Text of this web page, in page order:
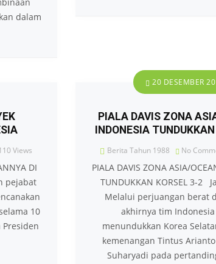
dalam
Views
DI
pejabat
10
20 DESEMBER
PIALA DAVIS ZONA
INDONESIA
Berita Tahun 1988 No
PIALA DAVIS ZONA ASIA/
TUNDUKKAN KORSEL 3-2
Melalui perjuangan berat
akhirnya tim
menundukkan Korea
kemenangan Tintus
Suharyadi pada